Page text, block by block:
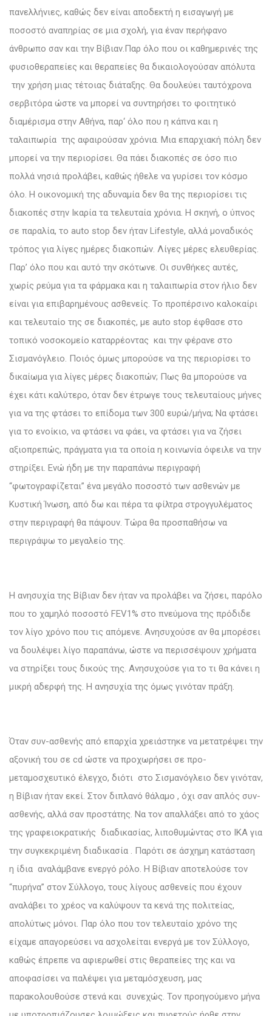
πανελλήνιες, καθώς δεν είναι αποδεκτή η εισαγωγή με
ποσοστό αναπηρίας σε μια σχολή, για έναν περήφανο
άνθρωπο σαν και την Βίβιαν.Παρ όλο που οι καθημερινές της
φυσιοθεραπείες και θεραπείες θα δικαιολογούσαν απόλυτα
την χρήση μιας τέτοιας διάταξης. Θα δουλεύει ταυτόχρονα
σερβιτόρα ώστε να μπορεί να συντηρήσει το φοιτητικό
διαμέρισμα στην Αθήνα, παρ‘ όλο που η κάπνα και η
ταλαιπωρία της αφαιρούσαν χρόνια. Μια επαρχιακή πόλη δεν
μπορεί να την περιορίσει. Θα πάει διακοπές σε όσο πιο
πολλά νησιά προλάβει, καθώς ήθελε να γυρίσει τον κόσμο
όλο. Η οικονομική της αδυναμία δεν θα της περιορίσει τις
διακοπές στην Ικαρία τα τελευταία χρόνια. Η σκηνή, ο ύπνος
σε παραλία, το auto stop δεν ήταν Lifestyle, αλλά μοναδικός
τρόπος για λίγες ημέρες διακοπών. Λίγες μέρες ελευθερίας.
Παρ’ όλο που και αυτό την σκότωνε. Οι συνθήκες αυτές,
χωρίς ρεύμα για τα φάρμακα και η ταλαιπωρία στον ήλιο δεν
είναι για επιβαρημένους ασθενείς. Το προπέρσινο καλοκαίρι
και τελευταίο της σε διακοπές, με auto stop έφθασε στο
τοπικό νοσοκομείο καταρρέοντας και την φέρανε στο
Σισμανόγλειο. Ποιός όμως μπορούσε να της περιορίσει το
δικαίωμα για λίγες μέρες διακοπών; Πως θα μπορούσε να
έχει κάτι καλύτερο, όταν δεν έτρωγε τους τελευταίους μήνες
για να της φτάσει το επίδομα των 300 ευρώ/μήνα; Να φτάσει
για το ενοίκιο, να φτάσει να φάει, να φτάσει για να ζήσει
αξιοπρεπώς, πράγματα για τα οποία η κοινωνία όφειλε να την
στηρίξει. Ενώ ήδη με την παραπάνω περιγραφή
“φωτογραφίζεται” ένα μεγάλο ποσοστό των ασθενών με
Κυστική Ίνωση, από δω και πέρα τα φίλτρα στρογγυλέματος
στην περιγραφή θα πάψουν. Τώρα θα προσπαθήσω να
περιγράψω το μεγαλείο της.
Η ανησυχία της Βίβιαν δεν ήταν να προλάβει να ζήσει, παρόλο
που το χαμηλό ποσοστό FEV1% στο πνεύμονα της πρόδιδε
τον λίγο χρόνο που τις απόμενε. Ανησυχούσε αν θα μπορέσει
να δουλέψει λίγο παραπάνω, ώστε να περισσέψουν χρήματα
να στηρίξει τους δικούς της. Ανησυχούσε για το τι θα κάνει η
μικρή αδερφή της. Η ανησυχία της όμως γινόταν πράξη.
Όταν συν-ασθενής από επαρχία χρειάστηκε να μετατρέψει την
αξονική του σε cd ώστε να προχωρήσει σε προ-
μεταμοσχευτικό έλεγχο, διότι στο Σισμανόγλειο δεν γινόταν,
η Βίβιαν ήταν εκεί. Στον διπλανό θάλαμο , όχι σαν απλός συν-
ασθενής, αλλά σαν προστάτης. Να τον απαλλάξει από το χάος
της γραφειοκρατικής διαδικασίας, λιποθυμώντας στο ΙΚΑ για
την συγκεκριμένη διαδικασία . Παρότι σε άσχημη κατάσταση
η ίδια αναλάμβανε ενεργό ρόλο. Η Βίβιαν αποτελούσε τον
“πυρήνα” στον Σύλλογο, τους λίγους ασθενείς που έχουν
αναλάβει το χρέος να καλύψουν τα κενά της πολιτείας,
απολύτως μόνοι. Παρ όλο που τον τελευταίο χρόνο της
είχαμε απαγορεύσει να ασχολείται ενεργά με τον Σύλλογο,
καθώς έπρεπε να αφιερωθεί στις θεραπείες της και να
αποφασίσει να παλέψει για μεταμόσχευση, μας
παρακολουθούσε στενά και συνεχώς. Τον προηγούμενο μήνα